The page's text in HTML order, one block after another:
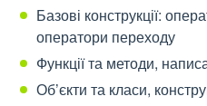
Базові конструкції:
оператори переходу
Функції та методи,
Об’єкти та класи,